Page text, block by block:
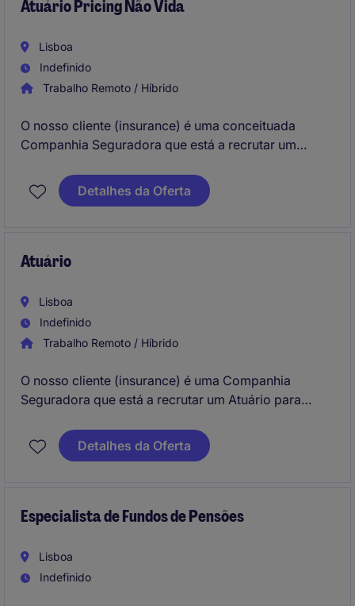
cliente.
Atuário Pricing Não Vida
Lisboa
Indefinido
Trabalho Remoto / Híbrido
O nosso cliente (insurance) é uma conceituada
Companhia Seguradora que está a recrutar um
Não Vida para dar suporte ao desenvolvimento e
otimização de modelos de Pricing e de suporte à
Detalhes da Oferta
Atuário
Lisboa
Indefinido
Trabalho Remoto / Híbrido
O nosso cliente (insurance) é uma Companhia
Seguradora que está a recrutar um Atuário para
suporte ao desenvolvimento e otimização de
modelos de Pricing, Reserving e de suporte à
Detalhes da Oferta
Especialista de Fundos de Pensões
Lisboa
Indefinido